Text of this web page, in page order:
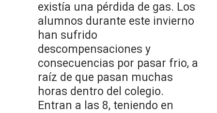
existía una pérdida de gas. Los
alumnos durante este invierno
han sufrido
descompensaciones y
consecuencias por pasar frio, a
raíz de que pasan muchas
horas dentro del colegio.
Entran a las 8, teniendo en